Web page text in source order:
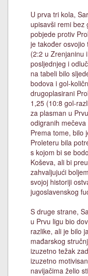
U prva tri kola,
upisavši remi bez
pobjede protiv
je također osvojio
(2:2 u Zrenjaninu
posljednjeg i
na tabeli bilo
bodova i gol-
drugoplasirani
1,25 (10:8 gol-
za plasman u
odigranih
Prema tome, bilo
Proleteru bila
s kojom bi se
Koševa, ali bi
zahvaljujući
svojoj historiji
jugoslavenskog
S druge strane,
u Prvu ligu bio
razlike, ali je bilo
mađarskog
izuzetno težak
izuzetno
navijačima želio